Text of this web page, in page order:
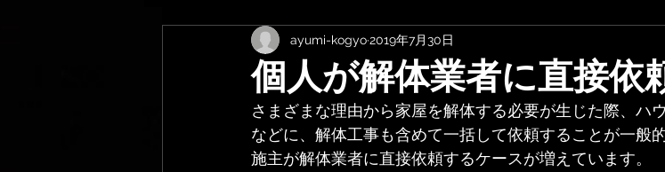
個人が解体業者に直接依
ayumi-kogyo2019年7月30日
さまざまな理由から家屋を解体する必要が生じた際、ハ
などに、解体工事も含めて一括して依頼することが一般
施主が解体業者に直接依頼するケースが増えています。